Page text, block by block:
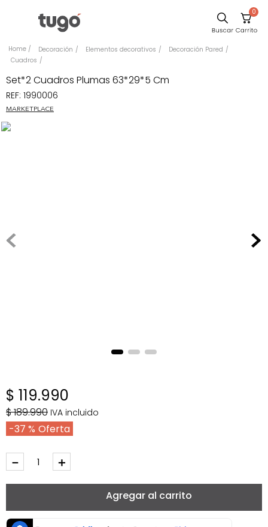
0
Decoración Elementos decorativos
Decoración Pared
Cuadros
Set*2 Cuadros Plumas 63*29*5 Cm
REF: 1990006
MARKETPLACE
$ 119.990
$189.990 IVA incluido
37 %
＋
－
Agregar al carrito
Comedor
Escritorio
Silla